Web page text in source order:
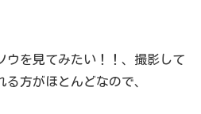
ウを見てみたい！！、撮影して
方がほとんどなので、